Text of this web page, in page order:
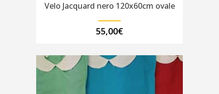
Velo Jacquard nero 120x60cm ovale
55,00€